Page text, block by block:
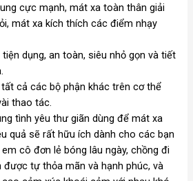
cực mạnh, mát xa toàn thân giải
mát xa kích thích các điểm nhạy
dụng, an toàn, siêu nhỏ gọn và tiết
cả các bộ phận khác trên cơ thể
thao tác.
tình yêu thư giãn dùng để mát xa
quả sẽ rất hữu ích dành cho các bạn
cô đơn lẻ bóng lâu ngày, chồng đi
được tự thỏa mãn và hạnh phúc, và